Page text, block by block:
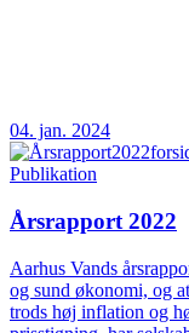
04. jan. 2024
Publikation
Årsrapport 2022
Aarhus Vands
og sund økonomi, og
trods høj inflation og